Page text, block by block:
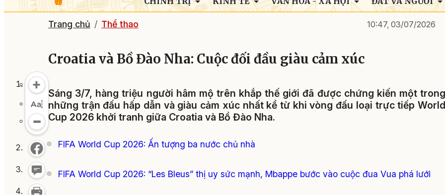
Trang chủ Thể thao 10:47, 03/07/2026
Croatia và Bồ Đào Nha: Cuộc đối đầu giàu cảm xúc
Sáng 3/7, hàng triệu người hâm mộ trên khắp thế giới đã được chứng kiến một trong
những trận đấu hấp dẫn và giàu cảm xúc nhất kể từ khi vòng đấu loại trực tiếp World
Cup 2026 khởi tranh giữa Croatia và Bồ Đào Nha.
FIFA World Cup 2026: Ấn tượng ba nước chủ nhà
FIFA World Cup 2026: “Les Bleus” thị uy sức mạnh, Mbappe bước vào cuộc đua Vua phá lưới